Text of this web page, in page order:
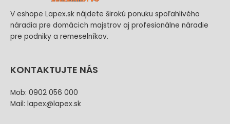
V eshope Lapex.sk nájdete širokú ponuku spoľahlivého
náradia pre domácich majstrov aj profesionálne náradie
pre podniky a remeselníkov.
KONTAKTUJTE NÁS
Mob: 0902 056 000
Mail: lapex@lapex.sk